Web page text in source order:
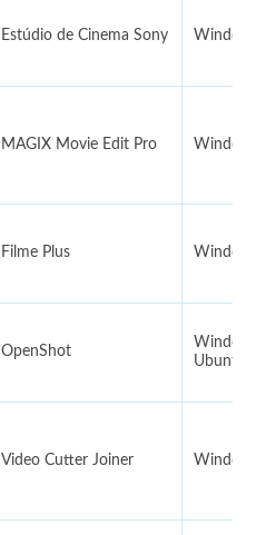
Estúdio de Cinema Sony Windows
MAGIX Movie Edit Pro Windows
Filme Plus Windows
OpenShot
Windows,
Ubuntu
Video Cutter Joiner Windows